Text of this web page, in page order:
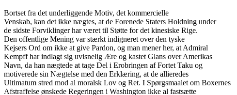
Bortset fra det underliggende Motiv, det kommercielle
Venskab, kan det ikke nægtes, at de Forenede Staters Holdning under
de sidste Forviklinger har været til Støtte for det kinesiske Rige.
Den offentlige Mening var stærkt indigneret over den tyske
Kejsers Ord om ikke at give Pardon, og man mener her, at Admiral
Kempff har indlagt sig uvisnelig Ære og kastet Glans over Amerikas
Navn, da han nægtede at tage Del i Erobringen af Fortet Taku og
motiverede sin Nægtelse med den Erklæring, at de allieredes
Ultimatum stred mod al moralsk Lov og Ret. I Spørgsmaalet om Boxernes
Afstraffelse ønskede Regeringen i Washington ikke al fastsætte